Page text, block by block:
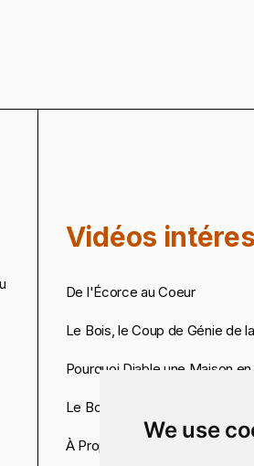
We use
Vidéos
De l'Écorce au Coeur
Le Bois, le Coup de Génie de
Pourquoi Diable une Maison
Le Bois Prend la Chaise
À Propos du Bois